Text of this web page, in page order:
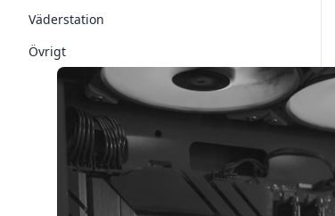
Väderstation
Övrigt